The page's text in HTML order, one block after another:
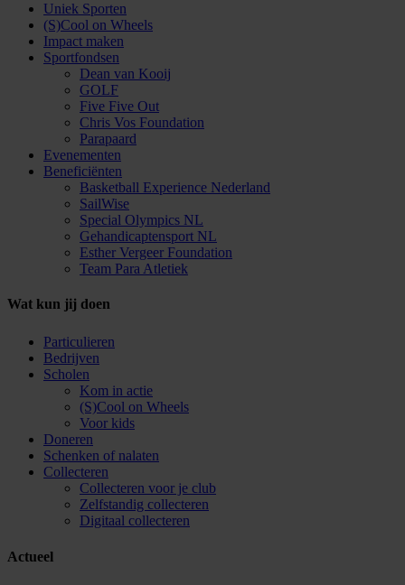
Uniek Sporten
(S)Cool on Wheels
Impact maken
Sportfondsen
Dean van Kooij
GOLF
Five Five Out
Chris Vos Foundation
Parapaard
Evenementen
Beneficiënten
Basketball Experience Nederland
SailWise
Special Olympics NL
Gehandicaptensport NL
Esther Vergeer Foundation
Team Para Atletiek
Wat kun jij doen
Particulieren
Bedrijven
Scholen
Kom in actie
(S)Cool on Wheels
Voor kids
Doneren
Schenken of nalaten
Collecteren
Collecteren voor je club
Zelfstandig collecteren
Digitaal collecteren
Actueel